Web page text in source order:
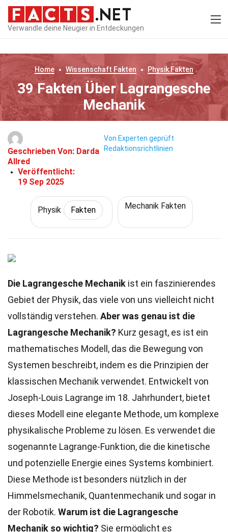
Verwandle deine Neugier in Entdeckungen
Home Wissenschaft Fakten PhysikFakten
39 Fakten Über Lagrangesche
Mechanik
Geschrieben Von: Darda
Allred
Veröffentlicht:
19 Sep 2025
Von Experten geprüft
Redaktionsrichtlinien
Physik Fakten Mechanik Fakten
Die Lagrangesche Mechanik ist ein faszinierendes
Gebiet der Physik, das viele von uns vielleicht nicht
vollständig verstehen. Aber was genau ist die
Lagrangesche Mechanik? Kurz gesagt, es ist ein
mathematisches Modell, das die Bewegung von
Systemen beschreibt, indem es die Prinzipien der
klassischen Mechanik verwendet. Entwickelt von
Joseph-Louis Lagrange im 18. Jahrhundert, bietet
dieses Modell eine elegante Methode, um komplexe
physikalische Probleme zu lösen. Es verwendet die
sogenannte Lagrange-Funktion, die die kinetische
und potenzielle Energie eines Systems kombiniert.
Diese Methode ist besonders nützlich in der
Himmelsmechanik, Quantenmechanik und sogar in
der Robotik. Warum ist die Lagrangesche
Mechanik so wichtig? Sie ermöglicht es